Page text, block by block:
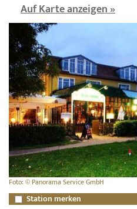
Auf Karte anzeigen »
Foto: © Panorama Service GmbH
Station merken